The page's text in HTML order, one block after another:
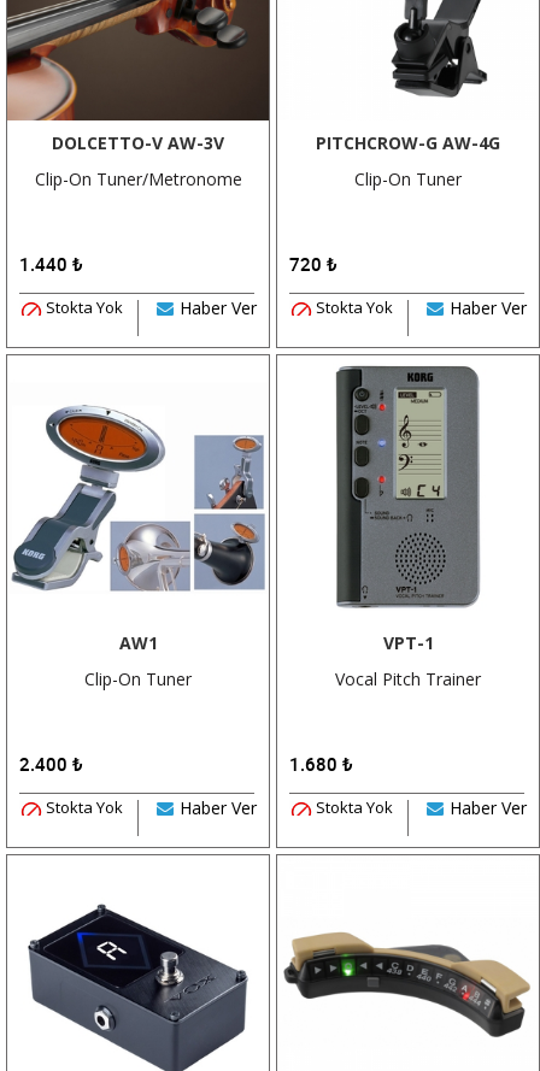
DOLCETTO-V AW-3V
Clip-On Tuner/Metronome
1.440 ₺
Stokta Yok
Haber Ver
PITCHCROW-G AW-4G
Clip-On Tuner
720 ₺
Stokta Yok
Haber Ver
AW1
Clip-On Tuner
2.400 ₺
Stokta Yok
Haber Ver
VPT-1
Vocal Pitch Trainer
1.680 ₺
Stokta Yok
Haber Ver